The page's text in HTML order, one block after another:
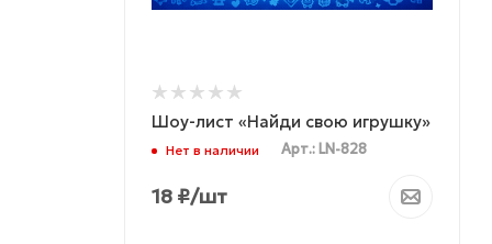
Шоу-лист «Найди свою игрушку»
Нет в наличии Арт.: LN-828
18 ₽/шт